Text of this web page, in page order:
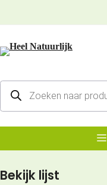
inhoud
Producten
zoeken
Bekijk lijst